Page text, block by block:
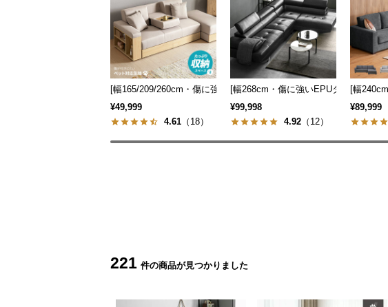
[幅165/209/260cm・傷に強いペット対応生地も] 収納付き3人掛け多
¥49,999
4.61 （18）
[幅268cm・傷に強いEPUタイプも] 3
¥99,998
4.92 （12）
[幅
¥89,999
221